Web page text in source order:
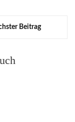
Beitrag